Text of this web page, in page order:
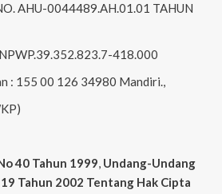
AHU-0044489.AH.01.01 TAHUN
418.000
: 155 00 126 34980 Mandiri.,
40 Tahun 1999, Undang-Undang
Tahun 2002 Tentang Hak Cipta